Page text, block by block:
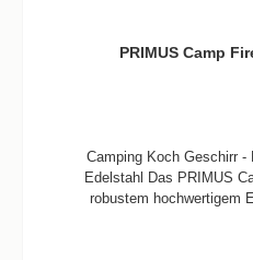
PRIMUS Camp
Camping Koch Geschirr -
Edelstahl Das PRIMUS
robustem hochwertigem